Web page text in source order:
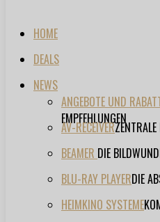
HOME
DEALS
NEWS
ANGEBOTE UND
EMPFEHLUNGEN
AV-RECEIVER
BEAMER DIE
BLU-RAY PLAYERDIE
HEIMKINO SYSTEME